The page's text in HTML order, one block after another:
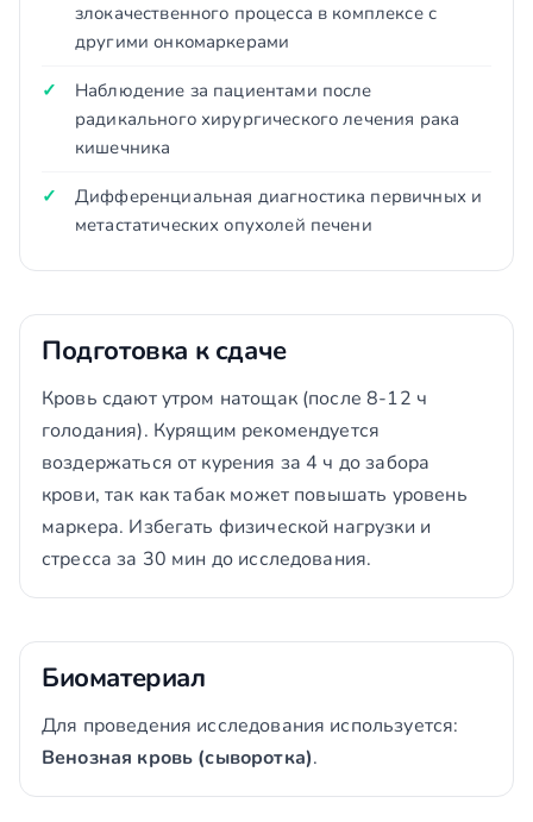
злокачественного процесса в комплексе с
другими онкомаркерами
Наблюдение за пациентами после
радикального хирургического лечения рака
кишечника
Дифференциальная диагностика первичных и
метастатических опухолей печени
Подготовка к сдаче
Кровь сдают утром натощак (после 8-12 ч
голодания). Курящим рекомендуется
воздержаться от курения за 4 ч до забора
крови, так как табак может повышать уровень
маркера. Избегать физической нагрузки и
стресса за 30 мин до исследования.
Биоматериал
Для проведения исследования используется:
Венозная кровь (сыворотка).